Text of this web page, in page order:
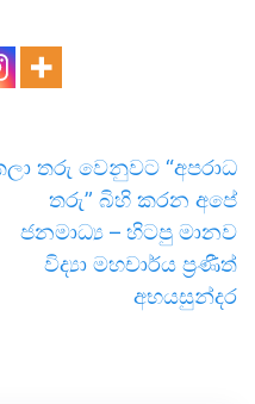
තරු වෙනුවට “අපරාධ
තරු” බිහි කරන අපේ
ජනමාධ්‍ය – ​හිටපු මානව
විද්‍යා මහචාර්ය ප්‍රණීත්
අභයසුන්දර